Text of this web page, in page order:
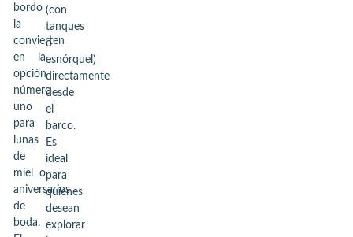
bordo
la
convierten
en la
opción
número
uno
para
lunas
de
miel o
aniversarios
de
boda.
(con
tanques
o
esnórquel)
directamente
desde
el
barco.
Es
ideal
para
quienes
desean
explorar